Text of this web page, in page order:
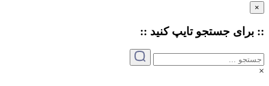
×
:: برای جستجو تایپکنید ::
×